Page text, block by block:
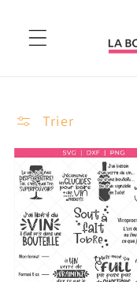
au
Trier